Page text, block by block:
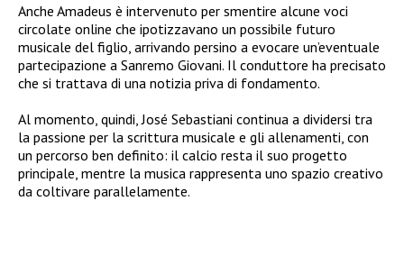
Anche Amadeus è intervenuto per smentire alcune voci
circolate online che ipotizzavano un possibile futuro
musicale del figlio, arrivando persino a evocare un’eventuale
partecipazione a Sanremo Giovani. Il conduttore ha precisato
che si trattava di una notizia priva di fondamento.
Al momento, quindi, José Sebastiani continua a dividersi tra
la passione per la scrittura musicale e gli allenamenti, con
un percorso ben definito: il calcio resta il suo progetto
principale, mentre la musica rappresenta uno spazio creativo
da coltivare parallelamente.